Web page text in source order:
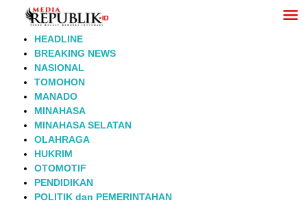
Lewati
HEADLINE
BREAKING NEWS
NASIONAL
TOMOHON
MANADO
MINAHASA
MINAHASA SELATAN
OLAHRAGA
HUKRIM
OTOMOTIF
PENDIDIKAN
POLITIK dan PEMERINTAHAN